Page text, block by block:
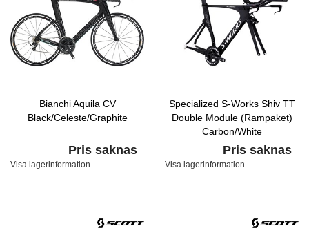
Bianchi Aquila CV
Black/Celeste/Graphite
Pris saknas
Visa lagerinformation
Specialized S-Works Shiv TT
Double Module (Rampaket)
Carbon/White
Pris saknas
Visa lagerinformation